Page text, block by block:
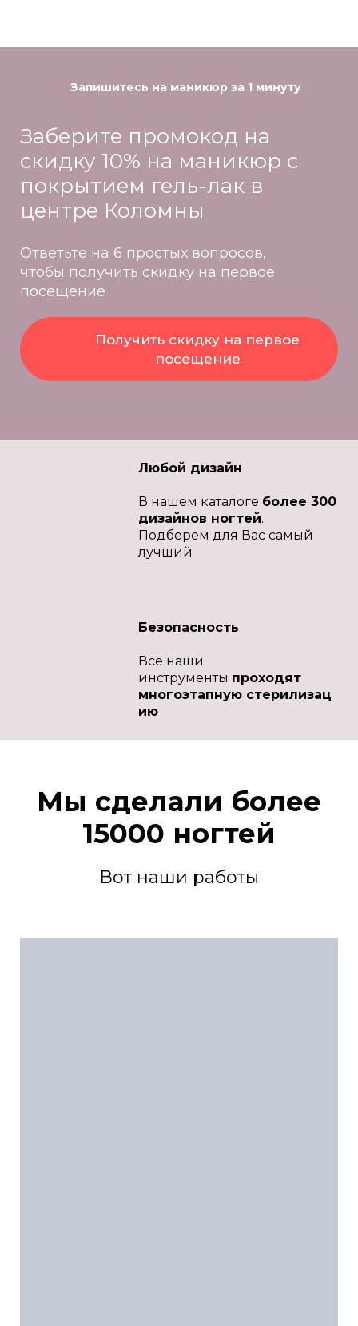
Запишитесь на маникюр за 1 минуту
Заберите промокод на
скидку 10% на маникюр с
покрытием гель-лак в
центре Коломны
Ответьте на 6 простых вопросов,
чтобы получить скидку на первое
посещение
Получить скидку на первое
посещение
Любой дизайн
В нашем каталоге более 300
дизайнов ногтей.
Подберем для Вас самый
лучший
Безопасность
Все наши
инструменты проходят
многоэтапную стерилизац
ию
Мы сделали более
15000 ногтей
Вот наши работы